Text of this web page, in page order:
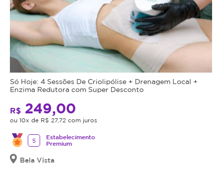
Só Hoje: 4 Sessões De Criolipólise + Drenagem Local +
Enzima Redutora com Super Desconto
R$ 249,00
ou 10x de R$ 27,72 com juros
5
Estabelecimento
Premium
Bela Vista